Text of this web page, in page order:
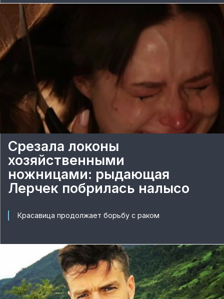
Срезала локоны
хозяйственными
ножницами: рыдающая
Лерчек побрилась налысо
Красавица продолжает борьбу с раком